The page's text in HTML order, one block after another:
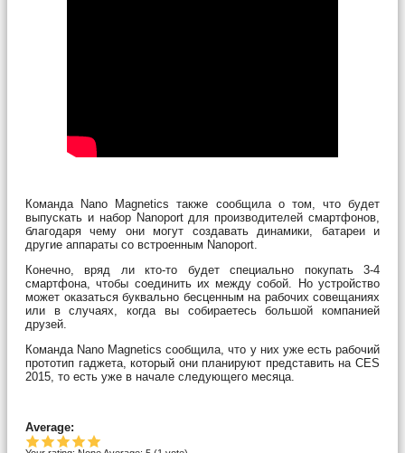
Команда Nano Magnetics также сообщила о том, что будет
выпускать и набор Nanoport для производителей смартфонов,
благодаря чему они могут создавать динамики, батареи и
другие аппараты со встроенным Nanoport.
Конечно, вряд ли кто-то будет специально покупать 3-4
смартфона, чтобы соединить их между собой. Но устройство
может оказаться буквально бесценным на рабочих совещаниях
или в случаях, когда вы собираетесь большой компанией
друзей.
Команда Nano Magnetics сообщила, что у них уже есть рабочий
прототип гаджета, который они планируют представить на CES
2015, то есть уже в начале следующего месяца.
Average: